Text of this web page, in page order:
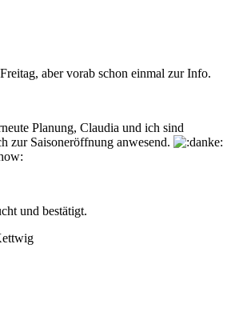
aber vorab schon einmal zur Info.
Planung, Claudia und ich sind
zur Saisoneröffnung anwesend.
und bestätigt.